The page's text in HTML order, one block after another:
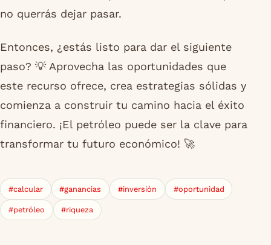
no querrás dejar pasar.
Entonces, ¿estás listo para dar el siguiente
paso? 💡 Aprovecha las oportunidades que
este recurso ofrece, crea estrategias sólidas y
comienza a construir tu camino hacia el éxito
financiero. ¡El petróleo puede ser la clave para
transformar tu futuro económico! 🚀
#calcular #ganancias #inversión #oportunidad
#petróleo #riqueza